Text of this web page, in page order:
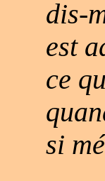
dis-
est
ce
si